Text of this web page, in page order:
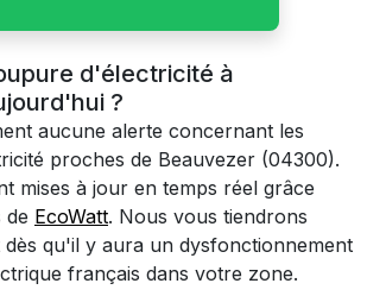
d'électricité à
?
aucune alerte concernant les
proches de Beauvezer (04300).
mises à jour en temps réel grâce
de EcoWatt. Nous vous tiendrons
qu'il y aura un dysfonctionnement
français dans votre zone.